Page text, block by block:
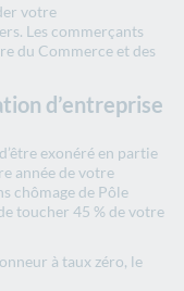
votre
Les commerçants
du Commerce et des
d’entreprise
exonéré en partie
année de votre
chômage de Pôle
toucher 45 % de votre
à taux zéro, le